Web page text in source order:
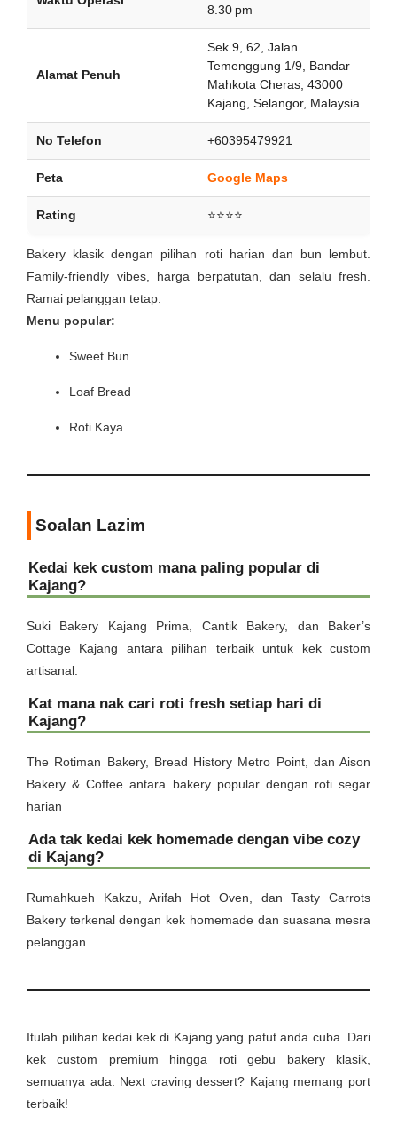
8.30 pm
Alamat Penuh
Sek 9, 62, Jalan
Temenggung 1/9, Bandar
Mahkota Cheras, 43000
Kajang, Selangor, Malaysia
No Telefon +60395479921
Peta Google Maps
Rating ⭐⭐⭐⭐
Bakery klasik dengan pilihan roti harian dan bun lembut.
Family-friendly vibes, harga berpatutan, dan selalu fresh.
Ramai pelanggan tetap.
Menu popular:
Sweet Bun
Loaf Bread
Roti Kaya
Soalan Lazim
Kedai kek custom mana paling popular di
Kajang?
Suki Bakery Kajang Prima, Cantik Bakery, dan Baker’s
Cottage Kajang antara pilihan terbaik untuk kek custom
artisanal.
Kat mana nak cari roti fresh setiap hari di
Kajang?
The Rotiman Bakery, Bread History Metro Point, dan Aison
Bakery & Coffee antara bakery popular dengan roti segar
harian
Ada tak kedai kek homemade dengan vibe cozy
di Kajang?
Rumahkueh Kakzu, Arifah Hot Oven, dan Tasty Carrots
Bakery terkenal dengan kek homemade dan suasana mesra
pelanggan.
Itulah pilihan kedai kek di Kajang yang patut anda cuba. Dari
kek custom premium hingga roti gebu bakery klasik,
semuanya ada. Next craving dessert? Kajang memang port
terbaik!